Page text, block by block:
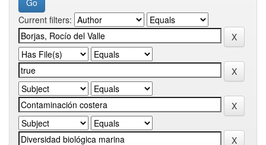
Current filters: